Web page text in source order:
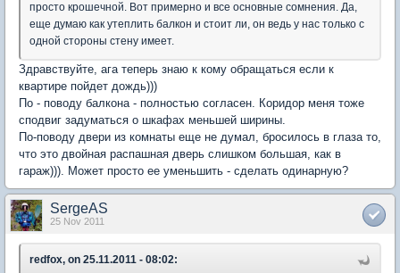
просто крошечной. Вот примерно и все основные сомнения. Да,
еще думаю как утеплить балкон и стоит ли, он ведь у нас только с
одной стороны стену имеет.
Здравствуйте, ага теперь знаю к кому обращаться если к
квартире пойдет дождь)))
По - поводу балкона - полностью согласен. Коридор меня тоже
сподвиг задуматься о шкафах меньшей ширины.
По-поводу двери из комнаты еще не думал, бросилось в глаза то,
что это двойная распашная дверь слишком большая, как в
гараж))). Может просто ее уменьшить - сделать одинарную?
SergeAS
25 Nov 2011
redfox, on 25.11.2011 - 08:02: